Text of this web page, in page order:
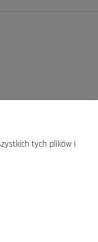
tych plików i